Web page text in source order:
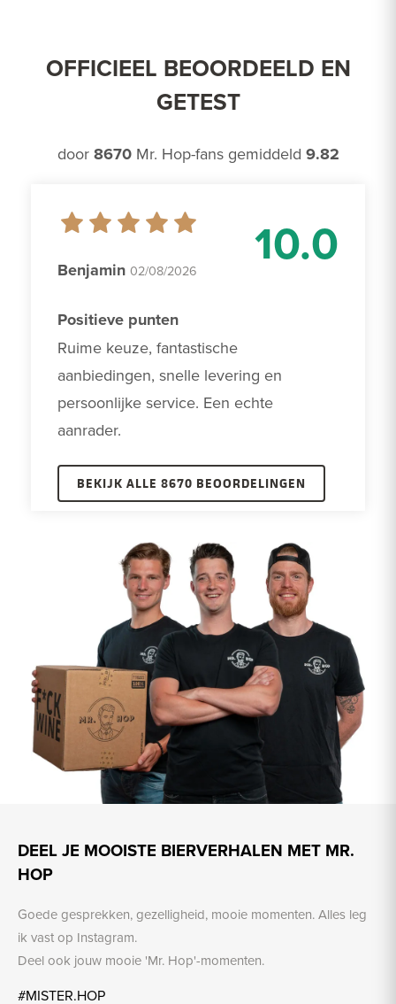
OFFICIEEL BEOORDEELD EN
GETEST
door 8670Mr. Hop-fans gemiddeld 9.82
10.0
Benjamin 02/08/2026
Positieve punten
Ruime keuze, fantastische
aanbiedingen, snelle levering en
persoonlijke service. Een echte
aanrader.
BEKIJK ALLE 8670 BEOORDELINGEN
DEEL JE MOOISTE BIERVERHALEN MET MR.
HOP
Goede gesprekken, gezelligheid, mooie momenten. Alles leg
ik vast op Instagram.
Deel ook jouw mooie 'Mr. Hop'-momenten.
#MISTER.HOP